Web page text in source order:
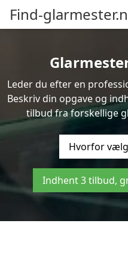
Find-
Leder du efter en
Beskriv din opgave og
tilbud fra forskellige
Hvorfor
Indhent 3 tilbud,